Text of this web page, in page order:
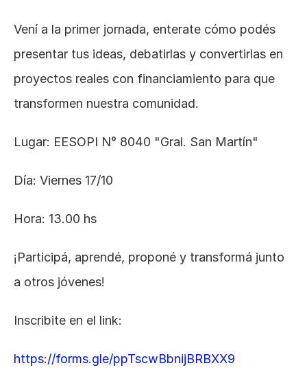
Vení a la primer jornada, enterate cómo podés
presentar tus ideas, debatirlas y convertirlas en
proyectos reales con financiamiento para que
transformen nuestra comunidad.
Lugar: EESOPI N° 8040 "Gral. San Martín"
Día: Viernes 17/10
Hora: 13.00 hs
¡Participá, aprendé, proponé y transformá junto
a otros jóvenes!
Inscribite en el link:
https://forms.gle/ppTscwBbnijBRBXX9